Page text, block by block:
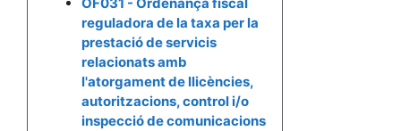
reguladora de la taxa per la
prestació de servicis
relacionats amb
l'atorgament de llicències,
autoritzacions, control i/o
inspecció de comunicacions